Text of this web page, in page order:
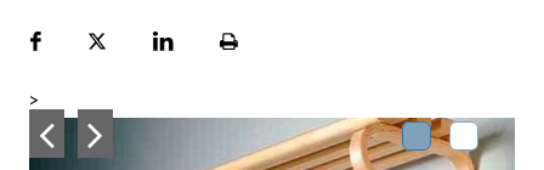
FacebookPlattformLinekdInSeite
>